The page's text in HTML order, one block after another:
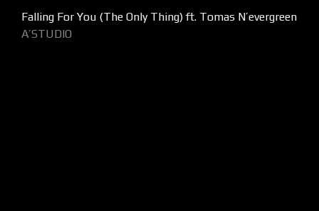
Falling For You (The Only Thing) ft. Tomas N’evergreen
A’STUDIO